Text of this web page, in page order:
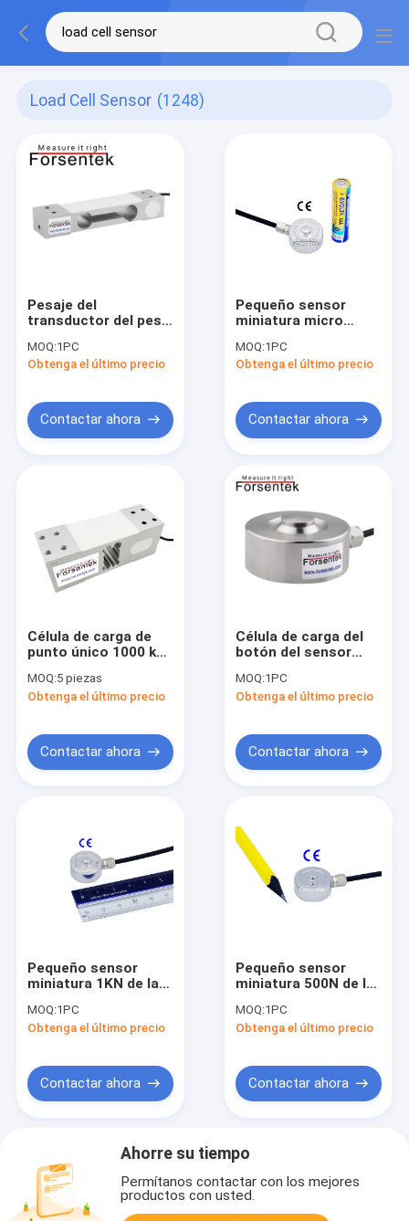
Load Cell Sensor (1248)
Pesaje del
transductor del peso
10kg 20kg 40kg de la
célula de carga
MOQ:1PC
Obtenga el último precio
Contactar ahora
Pequeño sensor
miniatura micro
compresión del
transductor 500N de
de carga 50kg
MOQ:1PC
Obtenga el último precio
Contactar ahora
Célula de carga de
punto único 1000 kg
200 kg 100 kg Sensor
de pesaje
MOQ:5 piezas
Obtenga el último precio
Contactar ahora
Célula de carga del
botón del sensor
compresión de la
célula 1t de la carga
MOQ:1PC
Obtenga el último precio
Contactar ahora
Pequeño sensor
miniatura 1KN de la
compresión de la
célula 100kg de la
MOQ:1PC
Obtenga el último precio
Contactar ahora
Pequeño sensor
miniatura 500N de la
compresión de la
célula 50kg de la
MOQ:1PC
Obtenga el último precio
Contactar ahora
Ahorre su tiempo
Permítanos contactar con los mejores
productos con usted.